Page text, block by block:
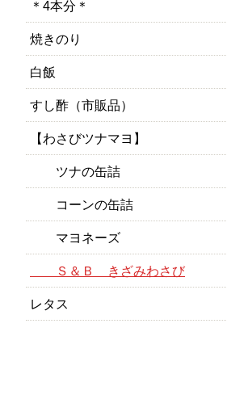
＊4本分＊
焼きのり
白飯
すし酢（市販品）
【わさびツナマヨ】
ツナの缶詰
コーンの缶詰
マヨネーズ
Ｓ＆Ｂ きざみわさび
レタス